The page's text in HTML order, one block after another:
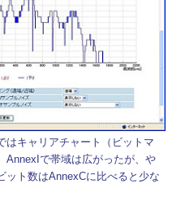
はキャリアチャート（ビットマ
AnnexIで帯域は広がったが、や
ット数はAnnexCに比べると少な